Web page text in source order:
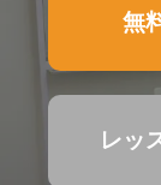
無
レッ